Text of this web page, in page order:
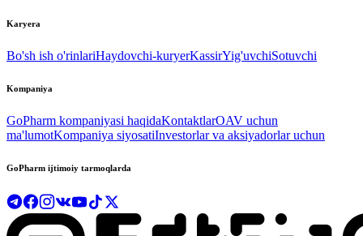
Karyera
Bo'sh ish o'rinlariHaydovchi-kuryerKassirYig'uvchiSotuvchi
Kompaniya
GoPharm kompaniyasi haqidaKontaktlarOAV uchun
ma'lumotKompaniya siyosatiInvestorlar va aksiyadorlar uchun
GoPharm ijtimoiy tarmoqlarda